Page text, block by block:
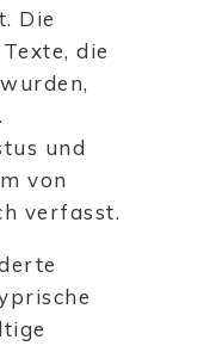
Die
die
und
von
verfasst.